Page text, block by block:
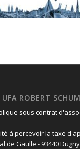
UFA ROBERT
sous contrat
à percevoir la taxe
de Gaulle - 93440 Dugny